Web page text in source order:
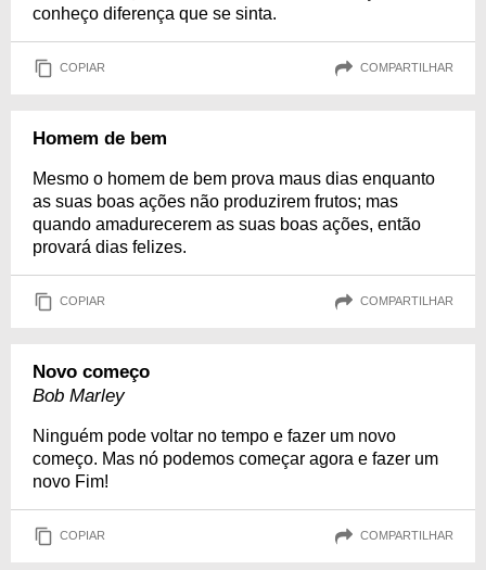
conheço diferença que se sinta.
COPIAR COMPARTILHAR
Homem de bem
Mesmo o homem de bem prova maus dias enquanto
as suas boas ações não produzirem frutos; mas
quando amadurecerem as suas boas ações, então
provará dias felizes.
COPIAR COMPARTILHAR
Novo começo
Bob Marley
Ninguém pode voltar no tempo e fazer um novo
começo. Mas nó podemos começar agora e fazer um
novo Fim!
COPIAR COMPARTILHAR